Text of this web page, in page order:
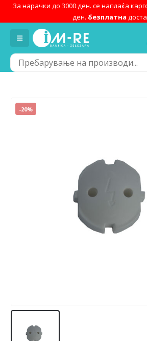
За нарачки до 3000 ден. се наплаќа
ден. безплатна
-20%